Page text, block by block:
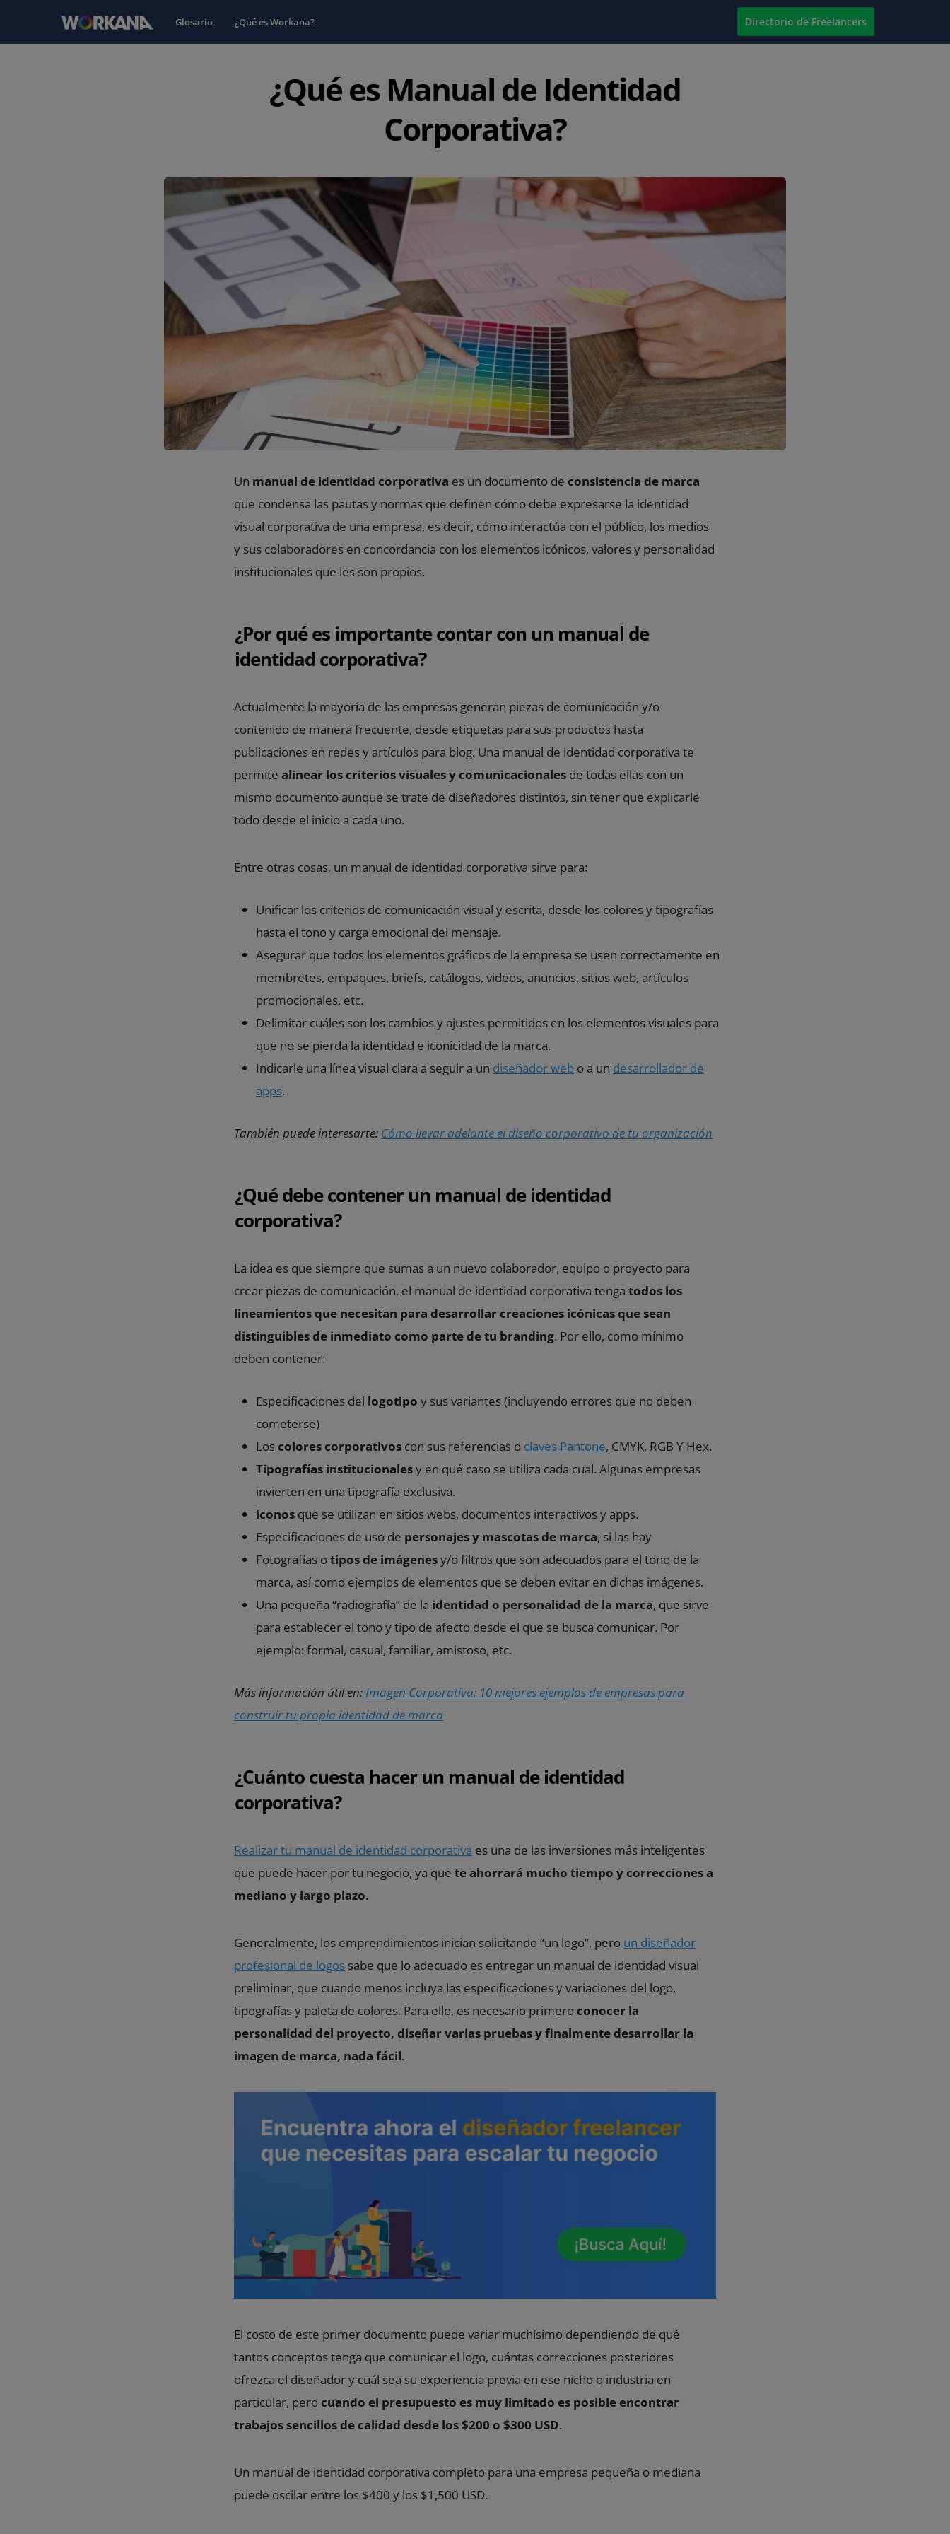
Glosario ¿Qué es Workana? Directorio de Freelancers
¿Qué es Manual de Identidad
Corporativa?
Un manual de identidad corporativa es un documento de consistencia de marca
que condensa las pautas y normas que definen cómo debe expresarse la identidad
visual corporativa de una empresa, es decir, cómo interactúa con el público, los medios
y sus colaboradores en concordancia con los elementos icónicos, valores y personalidad
institucionales que les son propios.
¿Por qué es importante contar con un manual de
identidad corporativa?
Actualmente la mayoría de las empresas generan piezas de comunicación y/o
contenido de manera frecuente, desde etiquetas para sus productos hasta
publicaciones en redes y artículos para blog. Una manual de identidad corporativa te
permite alinear los criterios visuales y comunicacionales de todas ellas con un
mismo documento aunque se trate de diseñadores distintos, sin tener que explicarle
todo desde el inicio a cada uno.
Entre otras cosas, un manual de identidad corporativa sirve para:
Unificar los criterios de comunicación visual y escrita, desde los colores y tipografías
hasta el tono y carga emocional del mensaje.
Asegurar que todos los elementos gráficos de la empresa se usen correctamente en
membretes, empaques, briefs, catálogos, videos, anuncios, sitios web, artículos
promocionales, etc.
Delimitar cuáles son los cambios y ajustes permitidos en los elementos visuales para
que no se pierda la identidad e iconicidad de la marca.
Indicarle una línea visual clara a seguir a un diseñador web o a un desarrollador de
apps.
También puede interesarte: Cómo llevar adelante el diseño corporativo de tu organización
¿Qué debe contener un manual de identidad
corporativa?
La idea es que siempre que sumas a un nuevo colaborador, equipo o proyecto para
crear piezas de comunicación, el manual de identidad corporativa tenga todos los
lineamientos que necesitan para desarrollar creaciones icónicas que sean
distinguibles de inmediato como parte de tu branding. Por ello, como mínimo
deben contener:
Especificaciones del logotipo y sus variantes (incluyendo errores que no deben
cometerse)
Loscolores corporativos con sus referencias o claves Pantone, CMYK, RGB Y Hex.
Tipografías institucionalesy en qué caso se utiliza cada cual. Algunas empresas
invierten en una tipografía exclusiva.
íconos que se utilizan en sitios webs, documentos interactivos y apps.
Especificaciones de uso de personajes y mascotas de marca, si las hay
Fotografías otipos de imágenesy/o filtros que son adecuados para el tono de la
marca, así como ejemplos de elementos que se deben evitar en dichas imágenes.
Una pequeña “radiografía” de la identidad o personalidad de la marca, que sirve
para establecer el tono y tipo de afecto desde el que se busca comunicar. Por
ejemplo: formal, casual, familiar, amistoso, etc.
Más información útil en: Imagen Corporativa: 10 mejores ejemplos de empresas para
construir tu propia identidad de marca
¿Cuánto cuesta hacer un manual de identidad
corporativa?
Realizar tu manual de identidad corporativa es una de las inversiones más inteligentes
que puede hacer por tu negocio, ya que te ahorrará mucho tiempo y correcciones a
mediano y largo plazo.
Generalmente, los emprendimientos inician solicitando “un logo”, pero un diseñador
profesional de logos sabe que lo adecuado es entregar un manual de identidad visual
preliminar, que cuando menos incluya las especificaciones y variaciones del logo,
tipografías y paleta de colores. Para ello, es necesario primeroconocer la
personalidad del proyecto, diseñar varias pruebas y finalmente desarrollar la
imagen de marca, nada fácil.
El costo de este primer documento puede variar muchísimo dependiendo de qué
tantos conceptos tenga que comunicar el logo, cuántas correcciones posteriores
ofrezca el diseñador y cuál sea su experiencia previa en ese nicho o industria en
particular, perocuando el presupuesto es muy limitado es posible encontrar
trabajos sencillos de calidad desde los $200 o $300 USD.
Un manual de identidad corporativa completo para una empresa pequeña o mediana
puede oscilar entre los $400 y los $1,500 USD.